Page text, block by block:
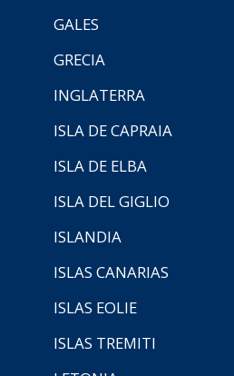
GALES
GRECIA
INGLATERRA
ISLA DE CAPRAIA
ISLA DE ELBA
ISLA DEL GIGLIO
ISLANDIA
ISLAS CANARIAS
ISLAS EOLIE
ISLAS TREMITI